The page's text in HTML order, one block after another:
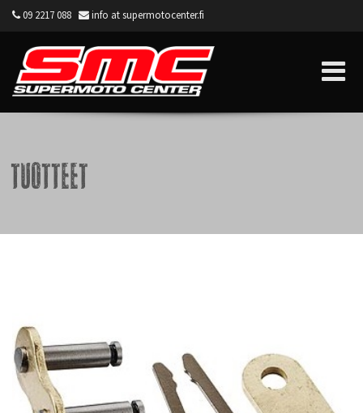
09 2217 088 info at supermotocenter.fi
Tuotteet